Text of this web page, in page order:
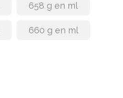
658 g en ml
660 g en ml